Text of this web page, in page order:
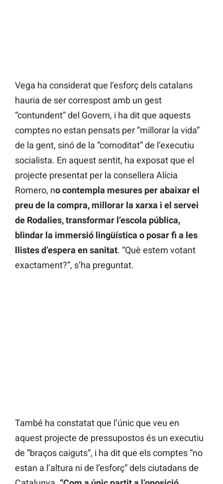
Vega ha considerat que l’esforç dels catalans
hauria de ser correspost amb un gest
“contundent” del Govern, i ha dit que aquests
comptes no estan pensats per “millorar la vida”
de la gent, sinó de la “comoditat” de l’executiu
socialista. En aquest sentit, ha exposat que el
projecte presentat per la consellera Alícia
Romero, no contempla mesures per abaixar el
preu de la compra, millorar la xarxa i el servei
de Rodalies, transformar l’escola pública,
blindar la immersió lingüística o posar fi a les
llistes d’espera en sanitat. “Què estem votant
exactament?”, s’ha preguntat.
També ha constatat que l’únic que veu en
aquest projecte de pressupostos és un executiu
de “braços caiguts”, i ha dit que els comptes “no
estan a l’altura ni de l’esforç” dels ciutadans de